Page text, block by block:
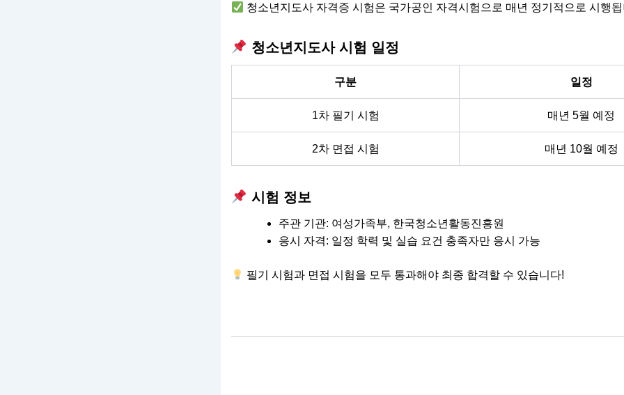
청소년지도사 자격증 시험은 국가공인 자격시험으로 매년 정기적으로 시행
청소년지도사 시험 일정
구분 일정
1차 필기 시험 매년 5월 예정
2차 면접 시험 매년 10월 예정
시험 정보
주관 기관: 여성가족부, 한국청소년활동진흥원
응시 자격: 일정 학력 및 실습 요건 충족자만 응시 가능
필기 시험과 면접 시험을 모두 통과해야 최종 합격할 수 있습니다!